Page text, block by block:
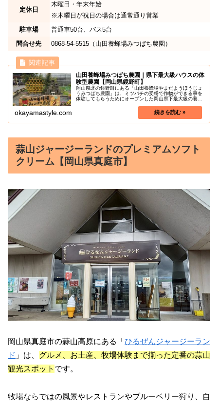
定休日
木曜日・年末年始
※木曜日が祝日の場合は通常通り営業
駐車場
普通車50台、バス5台
問合せ先
0868-54-5515（山田養蜂場みつばち農園）
山田養蜂場みつばち農園｜県下最大級ハウスの体
験型農園【岡山県鏡野町】
岡山県北の鏡野町にある「山田養蜂場やまだようほうじょ
うみつばち農園」は、ミツバチの受粉で作物ができる事を
体験してもらうためにオープンした岡山県下最大級の養蜂
ベリー狩りも体験でき、ほかにも、...
okayamastyle.com
蒜山ジャージーランドのプレミアムソフト
クリーム【岡山県真庭市】
岡山県真庭市の蒜山高原にある「 ひるぜんジャージーラン
ド 」は、 グルメ、お土産、牧場体験まで揃った定番の蒜山
観光スポット です。
牧場ならではの風景やレストランやブルーベリー狩り、自